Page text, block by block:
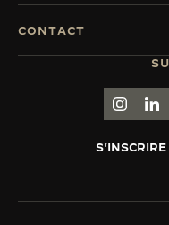
CONTACT